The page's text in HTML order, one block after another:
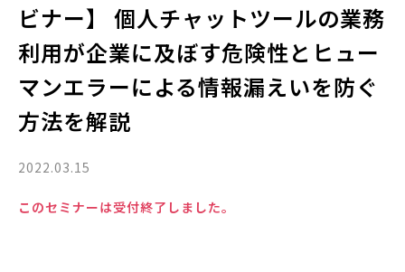
ビナー】 個人チャットツールの業務
利用が企業に及ぼす危険性とヒュー
マンエラーによる情報漏えいを防ぐ
方法を解説
2022.03.15
このセミナーは受付終了しました。